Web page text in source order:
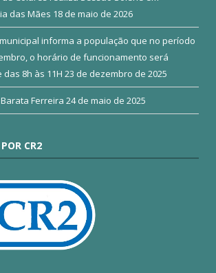
das Mães 18 de maio de 2026
informa a população que no período
o horário de funcionamento será
8h às 11H 23 de dezembro de 2025
Ferreira 24 de maio de 2025
CR2